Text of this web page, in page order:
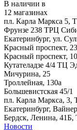
В наличии в
12 магазинах
пл. Карла Маркса 5,
Фрунзе 238 ТРЦ
Екатеринбург, ул.
Красный проспект,
Красный проспект,
Кутателадзе 4/4 ТЦ
Мичурина, 25
Троллейная, 130а
Большевистская 45/1
пл. Карла Маркса, 3,
Екатеринбург,
Бердск, Ленина,
Новости